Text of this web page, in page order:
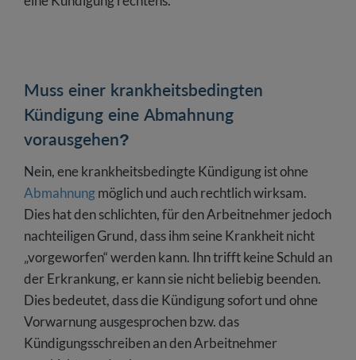
Muss einer krankheitsbedingten
Kündigung eine Abmahnung
vorausgehen?
Nein, ene krankheitsbedingte Kündigung ist ohne
Abmahnungmöglich und auch rechtlich wirksam.
Dies hat den schlichten, für den Arbeitnehmer jedoch
nachteiligen Grund, dass ihm seine Krankheit nicht
„vorgeworfen“ werden kann. Ihn trifft keine Schuld an
der Erkrankung, er kann sie nicht beliebig beenden.
Dies bedeutet, dass die Kündigung sofort und ohne
Vorwarnung ausgesprochen bzw. das
Kündigungsschreiben an den Arbeitnehmer